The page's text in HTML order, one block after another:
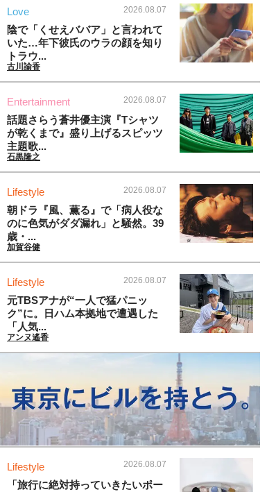
Love 2026.08.07
陰で「くせえババア」と言われて
いた…年下彼氏のウラの顔を知り
トラウ...
古川諭香
Entertainment 2026.08.07
話題さらう蒼井優主演『Tシャツ
が乾くまで』盛り上げるスピッツ
主題歌...
石黒隆之
Lifestyle 2026.08.07
朝ドラ『風、薫る』で「病人役な
のに色気がダダ漏れ」と騒然。39
歳・...
加賀谷健
Lifestyle 2026.08.07
元TBSアナが“一人で猛パニッ
ク”に。日ハム本拠地で遭遇した
「人気...
アンヌ遙香
Lifestyle 2026.08.07
「旅行に絶対持っていきたいポー